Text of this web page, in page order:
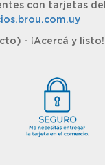
con tarjetas
- ¡Acercá y listo!